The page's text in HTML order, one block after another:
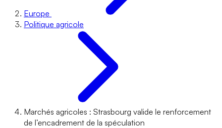
Europe
Politique agricole
Marchés agricoles : Strasbourg valide le renforcement
de l’encadrement de la spéculation